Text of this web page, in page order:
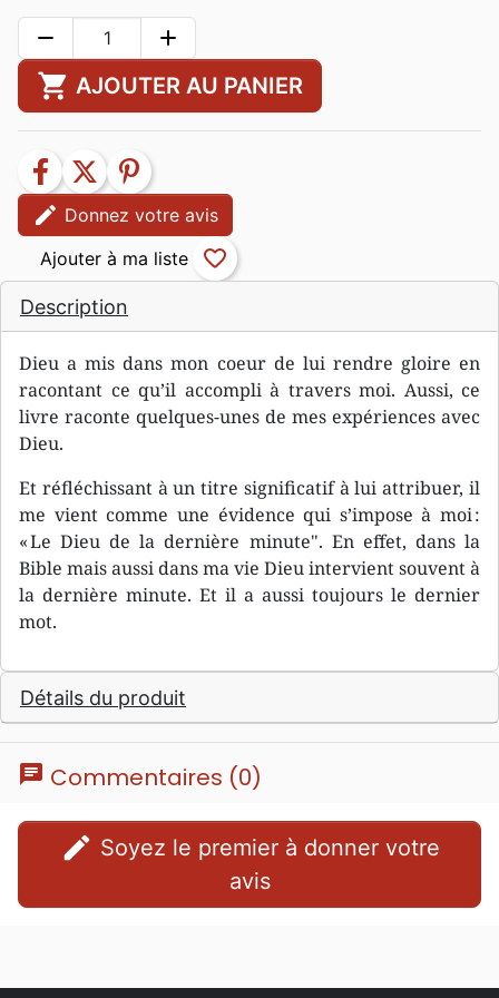
Description
Dieu a mis dans mon coeur de lui rendre gloire en
racontant ce qu’il accompli à travers moi. Aussi, ce
livre raconte quelques-unes de mes expériences avec
Dieu.
Et réfléchissant à un titre significatif à lui attribuer, il
me vient comme une évidence qui s’impose à moi :
« Le Dieu de la dernière minute". En effet, dans la
Bible mais aussi dans ma vie Dieu intervient souvent à
la dernière minute. Et il a aussi toujours le dernier
mot.
Détails du produit
remove add
shopping_cart AJOUTER AU PANIER
facebook twitter
pinterest
edit Donnez votre avis
favorite_border
chat Commentaires (0)
edit
avis